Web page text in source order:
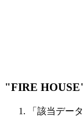
"FIRE
「該当デー